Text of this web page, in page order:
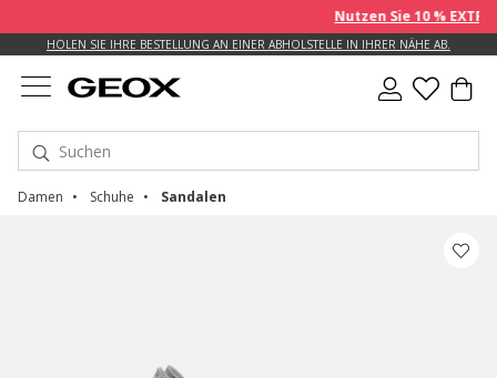
Nutzen Sie 10 % EXTRA
HOLEN SIE IHRE BESTELLUNG AN EINER ABHOLSTELLE IN IHRER NÄHE AB.
Damen Schuhe Sandalen